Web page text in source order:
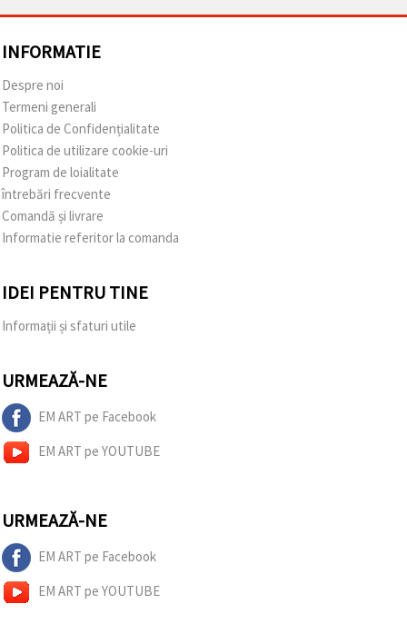
INFORMATIE
Despre noi
Termeni generali
Politica de Confidențialitate
Politica de utilizare cookie-uri
Program de loialitate
întrebări frecvente
Comandă și livrare
Informatie referitor la comanda
IDEI PENTRU TINE
Informații și sfaturi utile
URMEAZĂ-NE
EM ART pe Facebook
EM ART pe YOUTUBE
URMEAZĂ-NE
EM ART pe Facebook
EM ART pe YOUTUBE